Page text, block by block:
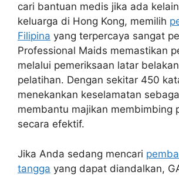
cari bantuan medis jika ada
keluarga di Hong Kong, memilih
Filipina yang terpercaya sangat
Professional Maids memastikan
melalui pemeriksaan latar
pelatihan. Dengan sekitar 450
menekankan keselamatan
membantu majikan membimbing
secara efektif.
Jika Anda sedang mencari
tangga yang dapat diandalkan,